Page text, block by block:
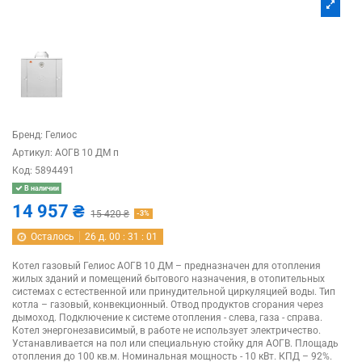
Бренд: Гелиос
Артикул: АОГВ 10 ДМ п
Код: 5894491
В наличии
14 957 ₴ 15 420 ₴ -3%
Осталось 26 д. 00 :31 :00
Котел газовый Гелиос АОГВ 10 ДМ – предназначен для отопления
жилых зданий и помещений бытового назначения, в отопительных
системах с естественной или принудительной циркуляцией воды. Тип
котла – газовый, конвекционный. Отвод продуктов сгорания через
дымоход. Подключение к системе отопления - слева, газа - справа.
Котел энергонезависимый, в работе не использует электричество.
Устанавливается на пол или специальную стойку для АОГВ. Площадь
отопления до 100 кв.м. Номинальная мощность - 10 кВт. КПД – 92%.